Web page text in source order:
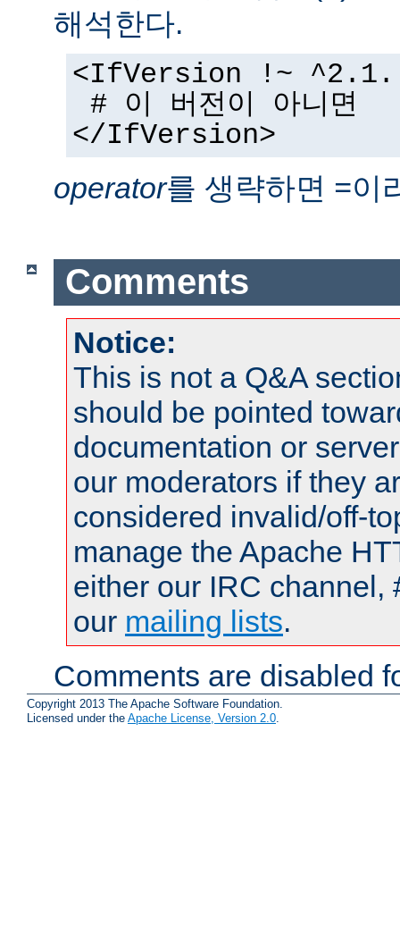
해석한다.
<IfVersion !~
# 이 버전이 아니면
</IfVersion>
operator를 생략하면 =이
Comments
Notice:
This is not a Q&A
should be pointed
documentation or
our moderators if they
considered invalid/off-
manage the Apache
either our IRC channel,
our mailing lists.
Comments are disabled
Copyright 2013 The Apache Software Foundation.
Licensed under the Apache License, Version 2.0